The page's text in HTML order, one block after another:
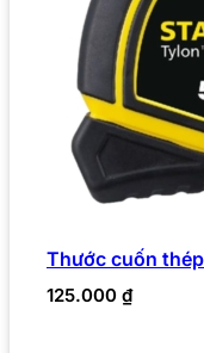
Thước cuốn
125.000 ₫